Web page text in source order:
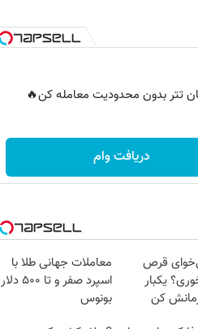
تتر بدون محدودیت معامله کن🔥
دریافت وام
قرص
یکبار
کن
معاملات جهانی طلا با
اسپرد صفر و تا ۵۰۰ دلار
بونوس